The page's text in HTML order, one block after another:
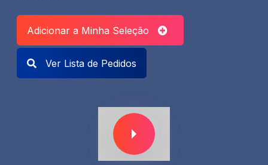
Adicionar a Minha Seleção
Ver Lista de Pedidos